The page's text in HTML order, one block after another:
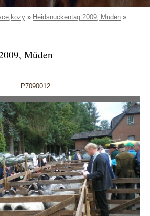
» Heidsnuckentag 2009, Müden »
Müden
P7090012